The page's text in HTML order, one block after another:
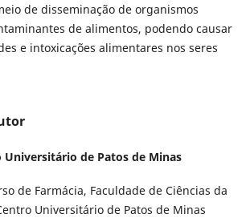
de disseminação de organismos
de alimentos, podendo causar
e intoxicações alimentares nos seres
Universitário de Patos de Minas
de Farmácia, Faculdade de Ciências da
Universitário de Patos de Minas